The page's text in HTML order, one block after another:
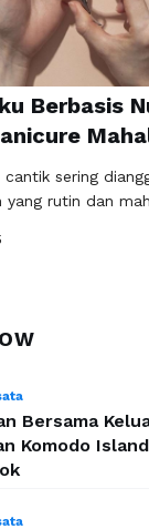
Berbasis
sering
rutin dan
dan
Bersama
Komodo